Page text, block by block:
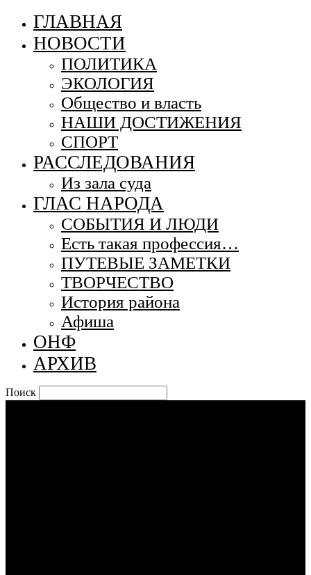
ГЛАВНАЯ
НОВОСТИ
ПОЛИТИКА
ЭКОЛОГИЯ
Общество и власть
НАШИ ДОСТИЖЕНИЯ
СПОРТ
РАССЛЕДОВАНИЯ
Из зала суда
ГЛАС НАРОДА
СОБЫТИЯ И ЛЮДИ
Есть такая профессия…
ПУТЕВЫЕ ЗАМЕТКИ
ТВОРЧЕСТВО
История района
Афиша
ОНФ
АРХИВ
Поиск